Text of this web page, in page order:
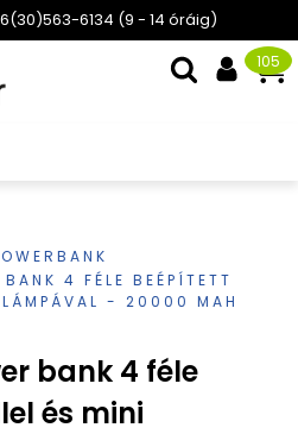
6134 (9 - 14 óráig)
105
4 FÉLE BEÉPÍTETT
- 20000 MAH
bank 4 féle
és mini